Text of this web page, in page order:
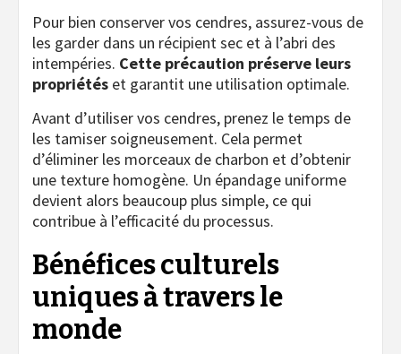
Pour bien conserver vos cendres, assurez-vous de
les garder dans un récipient sec et à l’abri des
intempéries. Cette précaution préserve leurs
propriétés et garantit une utilisation optimale.
Avant d’utiliser vos cendres, prenez le temps de
les tamiser soigneusement. Cela permet
d’éliminer les morceaux de charbon et d’obtenir
une texture homogène. Un épandage uniforme
devient alors beaucoup plus simple, ce qui
contribue à l’efficacité du processus.
Bénéfices culturels
uniques à travers le
monde